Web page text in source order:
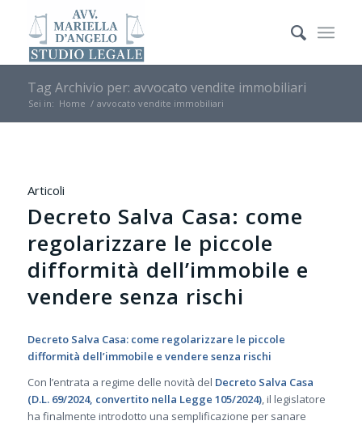
Tag Archivio per: avvocato vendite immobiliari
Sei in: Home / avvocato vendite immobiliari
Articoli
Decreto Salva Casa: come
regolarizzare le piccole
difformità dell’immobile e
vendere senza rischi
Decreto Salva Casa: come regolarizzare le piccole
difformità dell’immobile e vendere senza rischi
Con l’entrata a regime delle novità del Decreto Salva Casa
(D.L. 69/2024, convertito nella Legge 105/2024), il legislatore
ha finalmente introdotto una semplificazione per sanare